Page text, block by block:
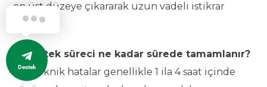
en üst düzeye çıkararak uzun vadeli istikrar
sağlar.
2. Destek süreci ne kadar sürede tamamlanır?
Acil teknik hatalar genellikle 1 ila 4 saat içinde
Destek